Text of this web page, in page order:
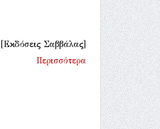
[Εκδόσεις Σαββάλας]
Περισσότερα